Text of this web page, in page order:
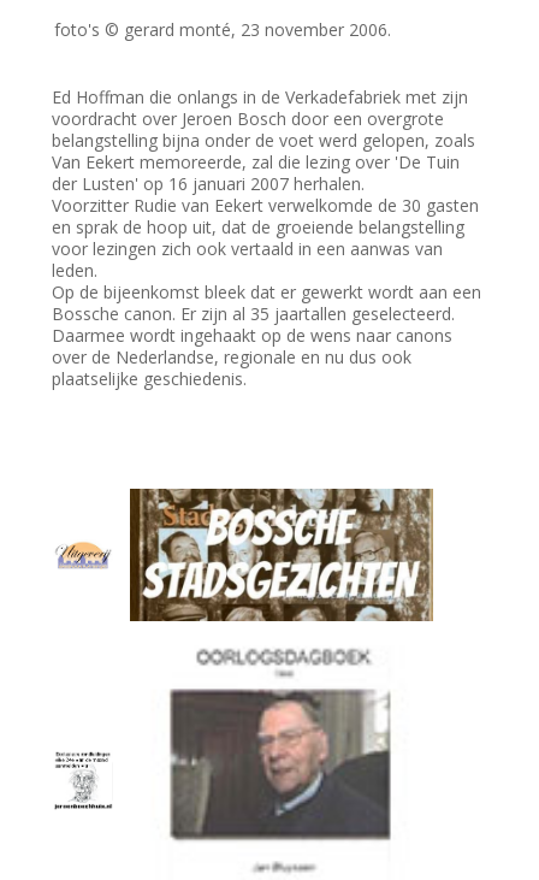
foto's © gerard monté, 23 november 2006.
Ed Hoffman die onlangs in de Verkadefabriek met zijn
voordracht over Jeroen Bosch door een overgrote
belangstelling bijna onder de voet werd gelopen, zoals
Van Eekert memoreerde, zal die lezing over 'De Tuin
der Lusten' op 16 januari 2007 herhalen.
Voorzitter Rudie van Eekert verwelkomde de 30 gasten
en sprak de hoop uit, dat de groeiende belangstelling
voor lezingen zich ook vertaald in een aanwas van
leden.
Op de bijeenkomst bleek dat er gewerkt wordt aan een
Bossche canon. Er zijn al 35 jaartallen geselecteerd.
Daarmee wordt ingehaakt op de wens naar canons
over de Nederlandse, regionale en nu dus ook
plaatselijke geschiedenis.